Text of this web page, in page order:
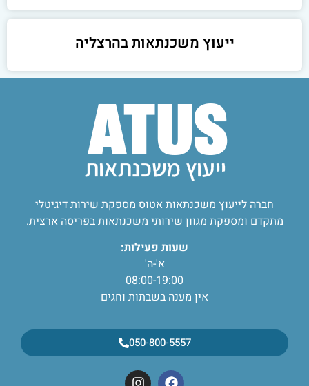
ייעוץ משכנתאות בהרצליה
חברה לייעוץ משכנתאות אטוס מספקת שירות דיגיטלי
מתקדם ומספקת מגוון שירותי משכנתאות בפריסה ארצית.
שעות פעילות:
א'-ה'
08:00-19:00
אין מענה בשבתות וחגים
050-800-5557